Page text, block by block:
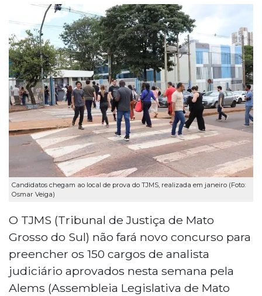
Candidatos chegam ao local de prova do TJMS, realizada em janeiro (Foto:
Osmar Veiga)
O TJMS (Tribunal de Justiça de Mato
Grosso do Sul) não fará novo concurso para
preencher os 150 cargos de analista
judiciário aprovados nesta semana pela
Alems (Assembleia Legislativa de Mato